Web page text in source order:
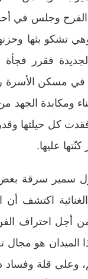
الفرح وجلس في أحد
تشكو بثها
فقرر
في مسكن الأسرة
ومكابدة الجهد
فقدت كل حيلتها
عليها.
سمير سرقة
اكتشف
من أجل احتراف
الميدان هو
وعلى قلة وفساد